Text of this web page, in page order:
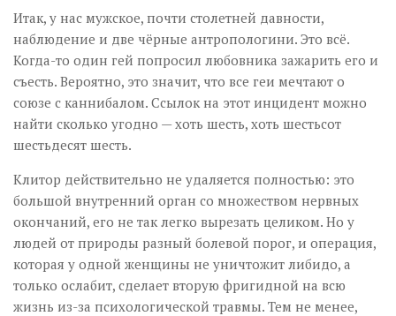
Итак, у нас мужское, почти столетней давности,
наблюдение и две чёрные антропологини. Это всё.
Когда-то один гей попросил любовника зажарить его и
съесть. Вероятно, это значит, что все геи мечтают о
союзе с каннибалом. Ссылок на этот инцидент можно
найти сколько угодно — хоть шесть, хоть шестьсот
шестьдесят шесть.
Клитор действительно не удаляется полностью: это
большой внутренний орган со множеством нервных
окончаний, его не так легко вырезать целиком. Но у
людей от природы разный болевой порог, и операция,
которая у одной женщины не уничтожит либидо, а
только ослабит, сделает вторую фригидной на всю
жизнь из-за психологической травмы. Тем не менее,